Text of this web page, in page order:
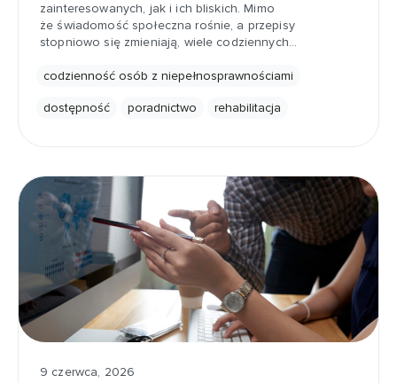
zainteresowanych, jak i ich bliskich. Mimo
że świadomość społeczna rośnie, a przepisy
stopniowo się zmieniają, wiele codziennych…
codzienność osób z niepełnosprawnościami
dostępność poradnictwo rehabilitacja
9 czerwca, 2026